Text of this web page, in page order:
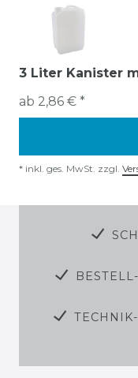
3 Liter Kanister
ab 2,86 € *
* inkl. ges. MwSt. zzgl.